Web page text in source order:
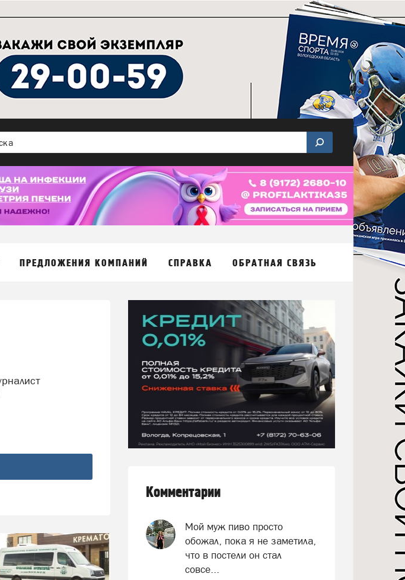
ПРЕДЛОЖЕНИЯ КОМПАНИЙ СПРАВКА ОБРАТНАЯ СВЯЗЬ
Комментарии
Мой муж пиво просто
обожал, пока я не заметила,
что в постели он стал
совсе...